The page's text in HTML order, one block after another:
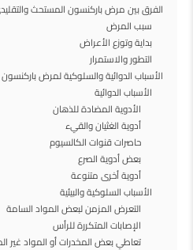
الفرق بين مرض باركنسون المستحث
سبب المرض
بداية وتوزع الأعراض
التطور والاستمرار
الأسباب الدوائية والسلوكية لمرض
الأسباب الدوائية
الأدوية المضادة للذهان
أدوية الغثيان والقيء
حاصرات قنوات الكالسيوم
بعض أدوية الصرع
أدوية أخرى متنوعة
الأسباب السلوكية والبيئية
التعرض المزمن لبعض المواد السامة
الإصابات المتكررة للرأس
تعاطي بعض المخدرات أو المواد غير